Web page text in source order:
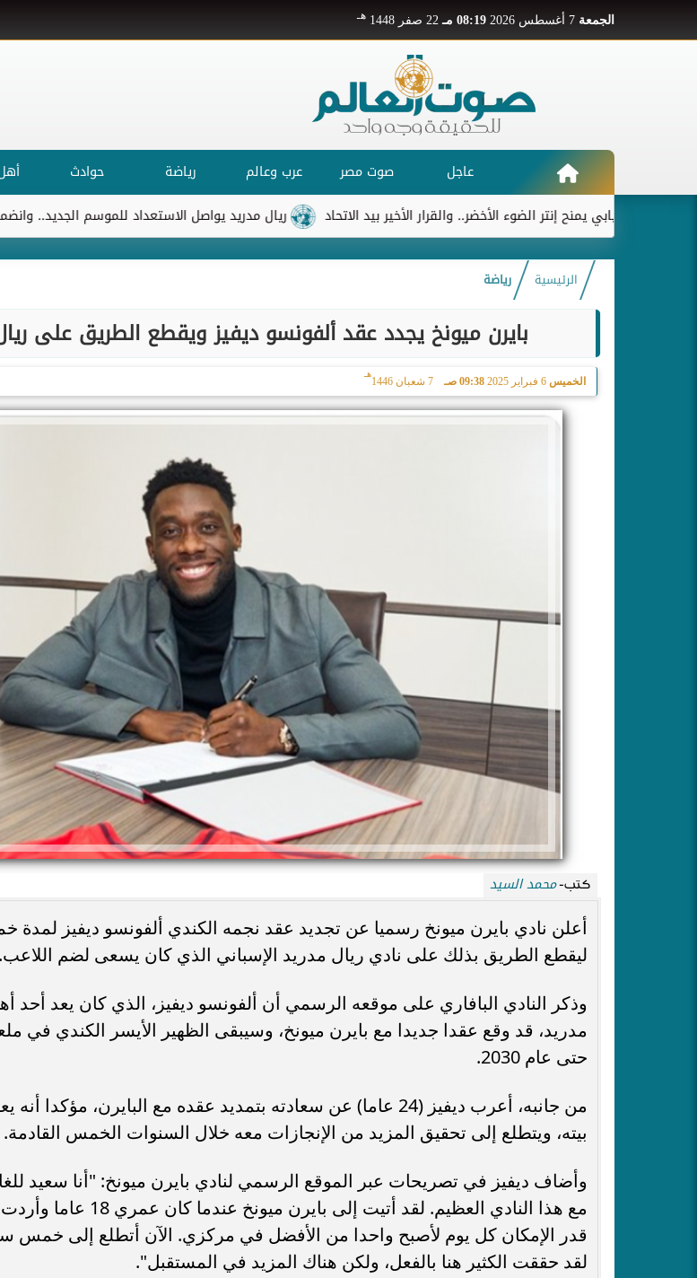
الجمعة 08:19 مـ 22 صفر 1448 هـ
عاجل صوت مصر عرب وعالم رياضة حوادث
ريال مدريد يواصل الاستعداد للموسم الجديد.. وانضمام ثلاثي ديابي يمنح إنتر الضوء الأخضر.. والقرار الأخير بيد الاتحاد
الرئيسية رياضة
بايرن ميونخ يجدد عقد ألفونسو ديفيز ويقطع الطريق على
الخميس 6 فبراير 2025 09:38 صـ 7 شعبان 1446
هـ
كتب-محمد السيد
أعلن نادي بايرن ميونخ رسميا عن تجديد عقد نجمه الكندي ألفونسو ديفيز
ليقطع الطريق بذلك على نادي ريال مدريد الإسباني الذي كان يسعى لضم اللاعب.
وذكر النادي البافاري على موقعه الرسمي أن ألفونسو ديفيز، الذي كان يعد أحد
مدريد، قد وقع عقدا جديدا مع بايرن ميونخ، وسيبقى الظهير الأيسر الكندي في
حتى عام 2030.
من جانبه، أعرب ديفيز (24 عاما) عن سعادته بتمديد عقده مع البايرن، مؤكدا
بيته، ويتطلع إلى تحقيق المزيد من الإنجازات معه خلال السنوات الخمس القادمة.
وأضاف ديفيز في تصريحات عبر الموقع الرسمي لنادي بايرن ميونخ: "أنا سعيد
مع هذا النادي العظيم. لقد أتيت إلى
قدر الإمكان كل يوم لأصبح واحدا من الأفضل في مركزي. الآن أتطلع إلى خمس
لقد حققت الكثير هنا بالفعل، ولكن هناك المزيد في المستقبل".